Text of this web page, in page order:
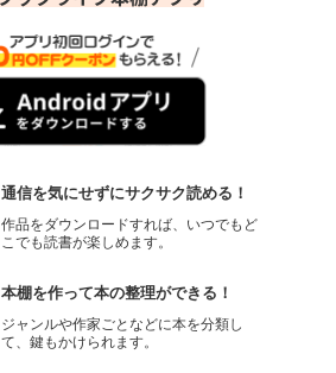
通信を気にせずにサクサク読める！
作品をダウンロードすれば、いつでもど
こでも読書が楽しめます。
本棚を作って本の整理ができる！
ジャンルや作家ごとなどに本を分類し
て、鍵もかけられます。